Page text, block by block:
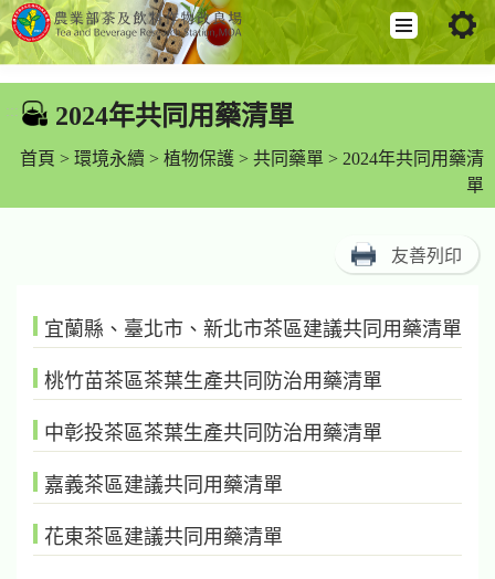
容
::: 2024年共同用藥清單
首頁 > 環境永續 > 植物保護 > 共同藥單 > 2024年共同用藥清
單
友善列印
宜蘭縣、臺北市、新北市茶區建議共同用藥清單
桃竹苗茶區茶葉生產共同防治用藥清單
中彰投茶區茶葉生產共同防治用藥清單
嘉義茶區建議共同用藥清單
花東茶區建議共同用藥清單